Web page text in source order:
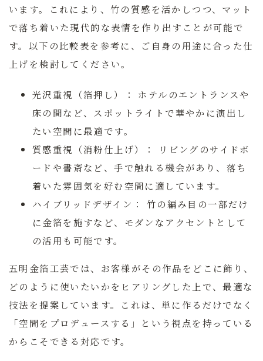
います。これにより、竹の質感を活かしつつ、マット
で落ち着いた現代的な表情を作り出すことが可能で
す。以下の比較表を参考に、ご自身の用途に合った仕
上げを検討してください。
光沢重視（箔押し）：
ホテルのエントランスや
床の間など、スポットライトで華やかに演出し
たい空間に最適です。
質感重視（消粉仕上げ）：
リビングのサイドボ
ードや書斎など、手で触れる機会があり、落ち
着いた雰囲気を好む空間に適しています。
ハイブリッドデザイン：
竹の編み目の一部だけ
に金箔を施すなど、モダンなアクセントとして
の活用も可能です。
五明金箔工芸では、お客様がその作品をどこに飾り、
どのように使いたいかをヒアリングした上で、最適な
技法を提案しています。これは、単に作るだけでなく
「空間をプロデュースする」という視点を持っている
からこそできる対応です。